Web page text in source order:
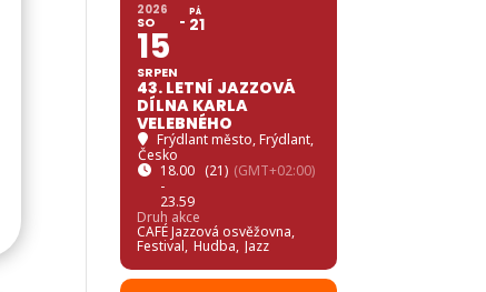
2026
SO
15
SRPEN
PÁ
21
43. LETNÍ JAZZOVÁ
DÍLNA KARLA
VELEBNÉHO
Frýdlant město, Frýdlant,
Česko
18.00
-
23.59
(21) (GMT+02:00)
Druh akce
CAFÉ Jazzová osvěžovna,
Festival, Hudba, Jazz